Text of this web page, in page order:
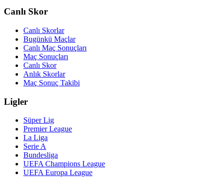
Canlı Skor
Canlı Skorlar
Bugünkü Maçlar
Canlı Maç Sonuçları
Maç Sonuçları
Canlı Skor
Anlık Skorlar
Maç Sonuç Takibi
Ligler
Süper Lig
Premier League
La Liga
Serie A
Bundesliga
UEFA Champions League
UEFA Europa League